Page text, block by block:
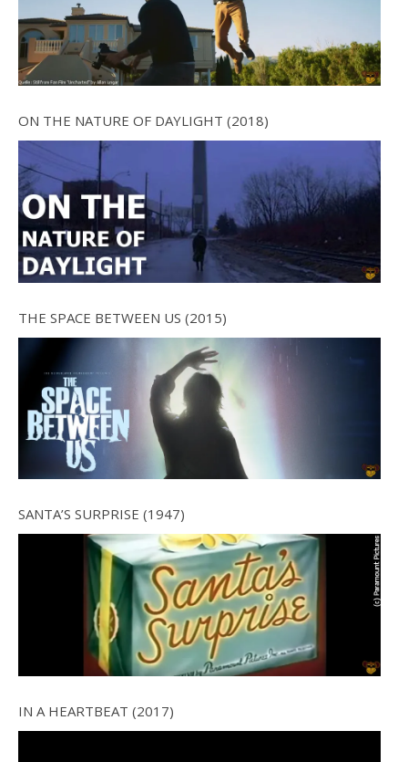
ON THE NATURE OF DAYLIGHT (2018)
THE SPACE BETWEEN US (2015)
SANTA’S SURPRISE (1947)
IN A HEARTBEAT (2017)